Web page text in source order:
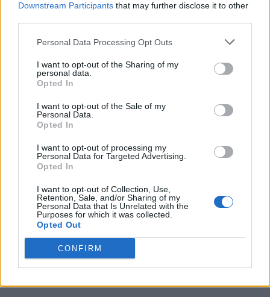
Downstream Participants that may further disclose it to other
Personal Data Processing Opt Outs
I want to opt-out of the Sharing of my
personal data.
Opted In
I want to opt-out of the Sale of my
Personal Data.
Opted In
I want to opt-out of processing my
Personal Data for Targeted Advertising.
Opted In
I want to opt-out of Collection, Use,
Retention, Sale, and/or Sharing of my
Personal Data that Is Unrelated with the
Purposes for which it was collected.
Opted Out
CONFIRM
PUSL (D. Voiculescu)
PNCR (Terheș)
Partidul Patrioților (Surugiu)
FAR (Coarnă)
România pe Primul Loc (Ponta)
Altul
Arhiva sondajelor